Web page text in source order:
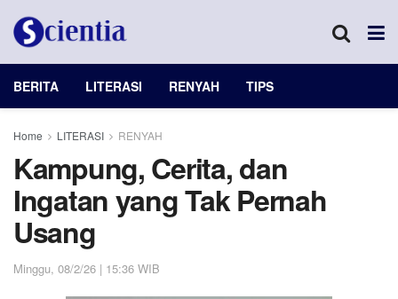
BERITA LITERASI RENYAH TIPS
Home LITERASI RENYAH
Kampung, Cerita, dan
Ingatan yang Tak Pernah
Usang
Minggu, 08/2/26 | 15:36 WIB